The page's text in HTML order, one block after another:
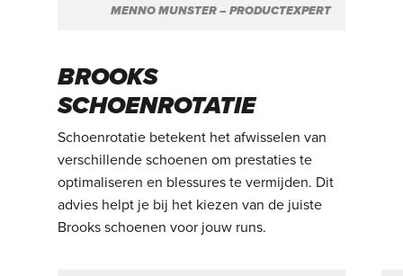
MENNO MUNSTER – PRODUCTEXPERT
BROOKS
SCHOENROTATIE
Schoenrotatie betekent het afwisselen van
verschillende schoenen om prestaties te
optimaliseren en blessures te vermijden. Dit
advies helpt je bij het kiezen van de juiste
Brooks schoenen voor jouw runs.